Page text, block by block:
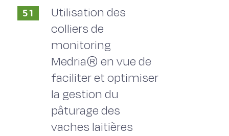
51
Utilisation des
colliers de
monitoring
Medria® en vue de
faciliter et optimiser
la gestion du
pâturage des
vaches laitières